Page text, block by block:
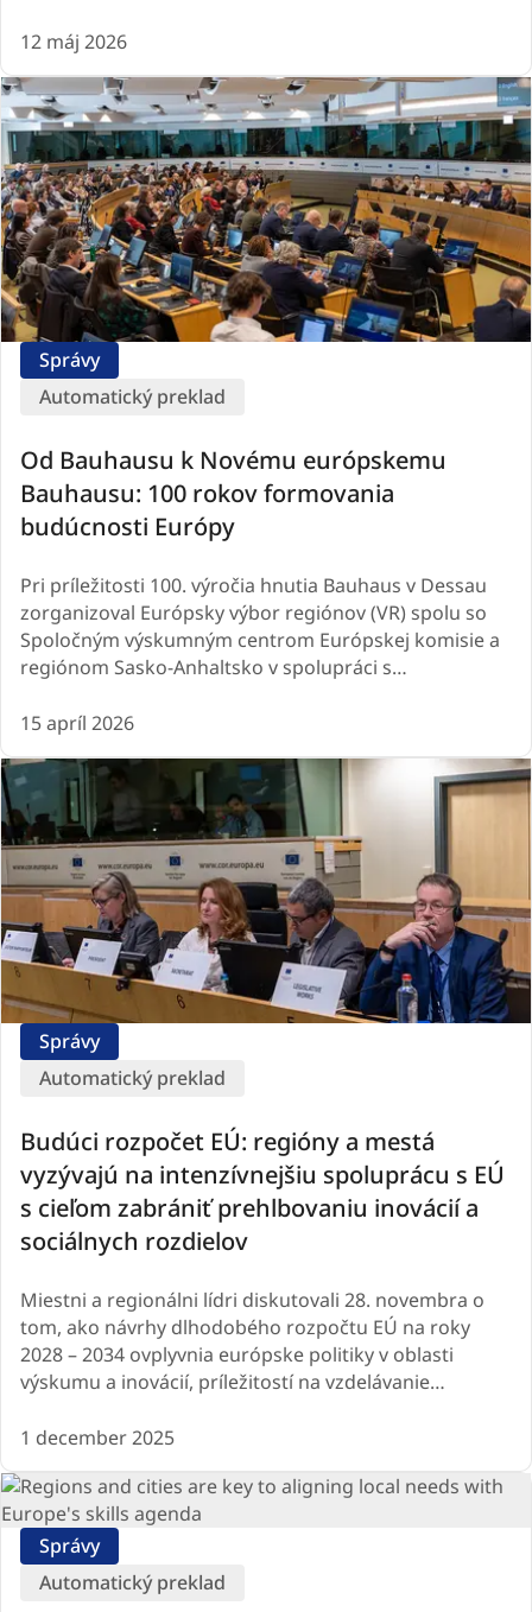
12 máj 2026
Od Bauhausu k Novému európskemu
Bauhausu: 100 rokov formovania
budúcnosti Európy
Pri príležitosti 100. výročia hnutia Bauhaus v Dessau
zorganizoval Európsky výbor regiónov (VR) spolu so
Spoločným výskumným centrom Európskej komisie a
regiónom Sasko-Anhaltsko v spolupráci s…
Správy
Automatický preklad
15 apríl 2026
Budúci rozpočet EÚ: regióny a mestá
vyzývajú na intenzívnejšiu spoluprácu s EÚ
s cieľom zabrániť prehlbovaniu inovácií a
sociálnych rozdielov
Miestni a regionálni lídri diskutovali 28. novembra o
tom, ako návrhy dlhodobého rozpočtu EÚ na roky
2028 – 2034 ovplyvnia európske politiky v oblasti
výskumu a inovácií, príležitostí na vzdelávanie…
Správy
Automatický preklad
1 december 2025
Správy
Automatický preklad